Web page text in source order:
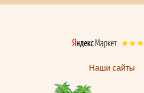
Наши сайты